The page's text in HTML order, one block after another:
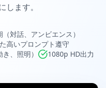
します。
対話、アンビエンス）
高いプロンプト遵守
、照明）
1080p HD出力